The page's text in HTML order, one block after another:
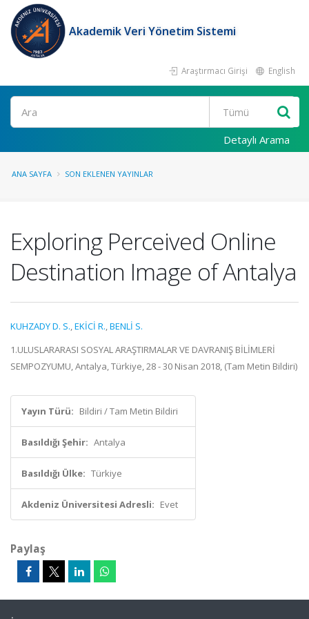
Akademik Veri Yönetim Sistemi
Araştırmacı Girişi English
Ara
Detaylı Arama
ANA SAYFA SON EKLENEN YAYINLAR
Exploring Perceived Online
Destination Image of Antalya
KUHZADY D. S.,EKİCİ R.,BENLİ S.
1.ULUSLARARASI SOSYAL ARAŞTIRMALAR VE DAVRANIŞ BİLİMLERİ
SEMPOZYUMU, Antalya, Türkiye, 28 - 30 Nisan 2018, (Tam Metin Bildiri)
Yayın Türü: Bildiri / Tam Metin Bildiri
Basıldığı Şehir: Antalya
Basıldığı Ülke: Türkiye
Akdeniz Üniversitesi Adresli: Evet
Paylaş